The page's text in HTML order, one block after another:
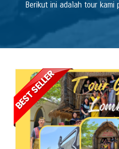
Berikut ini adalah tour kami